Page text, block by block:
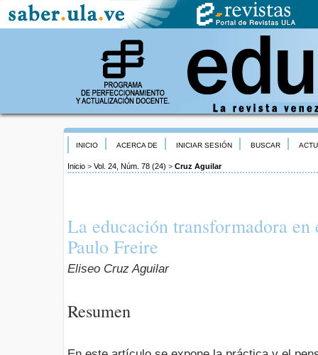
INICIO ACERCA DE INICIAR SESIÓN BUSCAR
Inicio > Vol. 24, Núm. 78 (24) > Cruz Aguilar
La educación transformadora en
Paulo Freire
Eliseo Cruz Aguilar
Resumen